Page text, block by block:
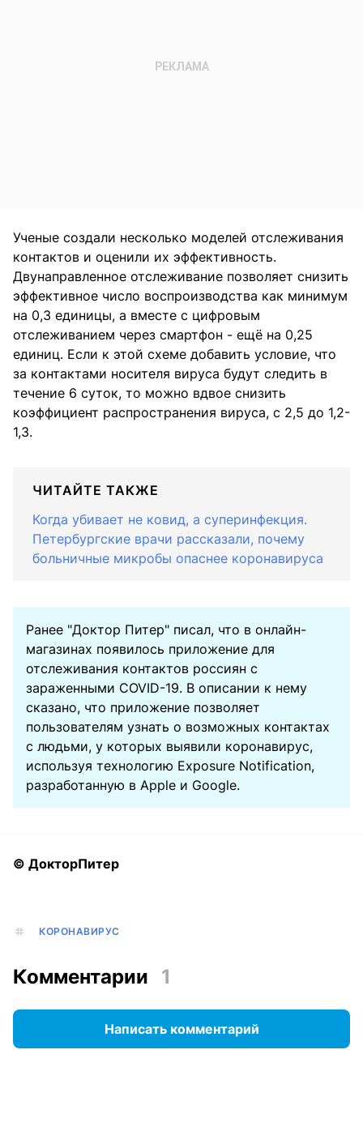
Ученые создали несколько моделей отслеживания
контактов и оценили их эффективность.
Двунаправленное отслеживание позволяет снизить
эффективное число воспроизводства как минимум
на 0,3 единицы, а вместе с цифровым
отслеживанием через смартфон - ещё на 0,25
единиц. Если к этой схеме добавить условие, что
за контактами носителя вируса будут следить в
течение 6 суток, то можно вдвое снизить
коэффициент распространения вируса, с 2,5 до 1,2-
1,3.
ЧИТАЙТЕ ТАКЖЕ
Когда убивает не ковид, а суперинфекция.
Петербургские врачи рассказали, почему
больничные микробы опаснее коронавируса
Ранее "Доктор Питер" писал, что в онлайн-
магазинах появилось приложение для
отслеживания контактов россиян с
зараженными COVID-19. В описании к нему
сказано, что приложение позволяет
пользователям узнать о возможных контактах
с людьми, у которых выявили коронавирус,
используя технологию Exposure Notification,
разработанную в Apple и Google.
© ДокторПитер
КОРОНАВИРУС
Комментарии 1
Написать комментарий